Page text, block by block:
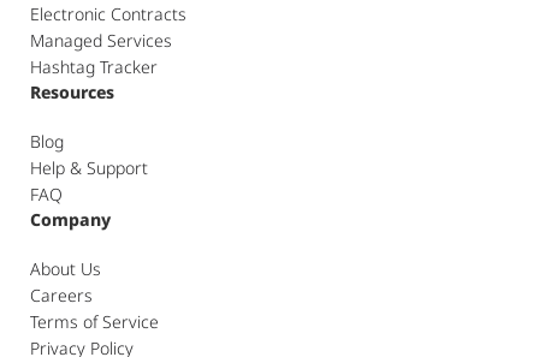
Electronic Contracts
Managed Services
Hashtag Tracker
Resources
Blog
Help & Support
FAQ
Company
About Us
Careers
Terms of Service
Privacy Policy